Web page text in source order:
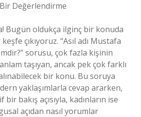
Değerlendirme
Bugün oldukça ilginç bir konuda
çıkıyoruz. “Asıl adı Mustafa
sorusu, çok fazla kişinin
taşıyan, ancak pek çok farklı
alınabilecek bir konu. Bu soruya
yaklaşımlarla cevap ararken,
bakış açısıyla, kadınların ise
açıdan nasıl yorumlar